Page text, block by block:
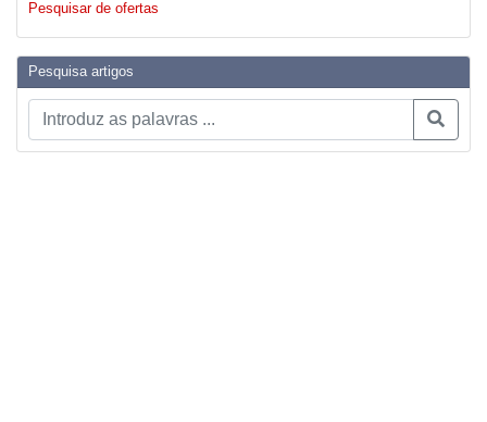
Pesquisar de ofertas
Pesquisa artigos